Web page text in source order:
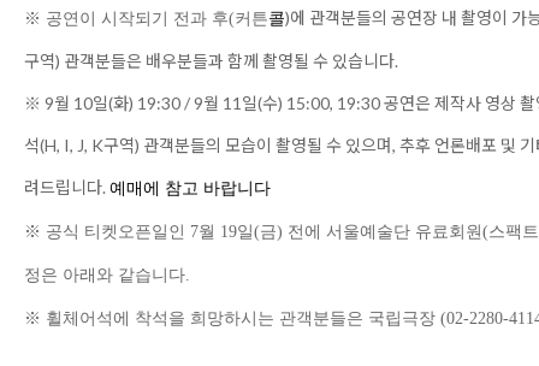
※ 공연이 시작되기 전과 후(커튼콜)에 관객분들의 공연장 내 촬영이 가
구역) 관객분들은 배우분들과 함께 촬영될 수 있습니다.
※ 9월 10일(화) 19:30 / 9월 11일(수) 15:00, 19:30공연은 제작사 영상
석(H, I, J, K구역) 관객분들의 모습이 촬영될 수 있으며, 추후 언론배포 및
려드립니다. 예매에 참고 바랍니다
※ 공식 티켓오픈일인 7월 19일(금) 전에 서울예술단 유료회원(스팩
정은 아래와 같습니다.
※ 휠체어석에 착석을 희망하시는 관객분들은 국립극장 (02-2280-